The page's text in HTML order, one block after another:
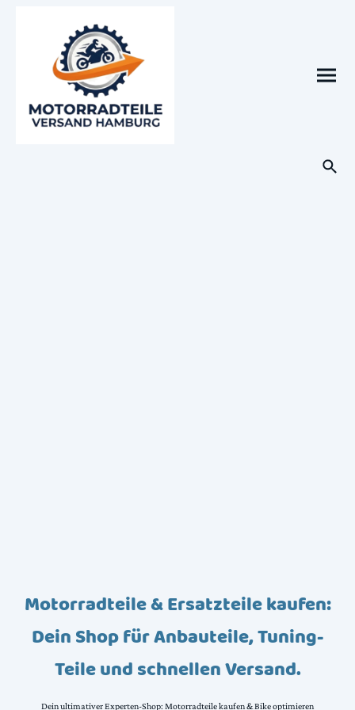
Motorradteile & Ersatzteile kaufen:
Dein Shop für Anbauteile, Tuning-
Teile und schnellen Versand.
Dein ultimativer Experten-Shop: Motorradteile kaufen & Bike optimieren